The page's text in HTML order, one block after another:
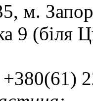
м.
9 (біля
+380(61)